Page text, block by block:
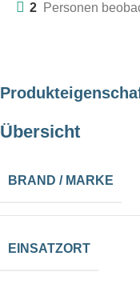
2 Personen
Übersicht
BRAND / MARKE
EINSATZORT